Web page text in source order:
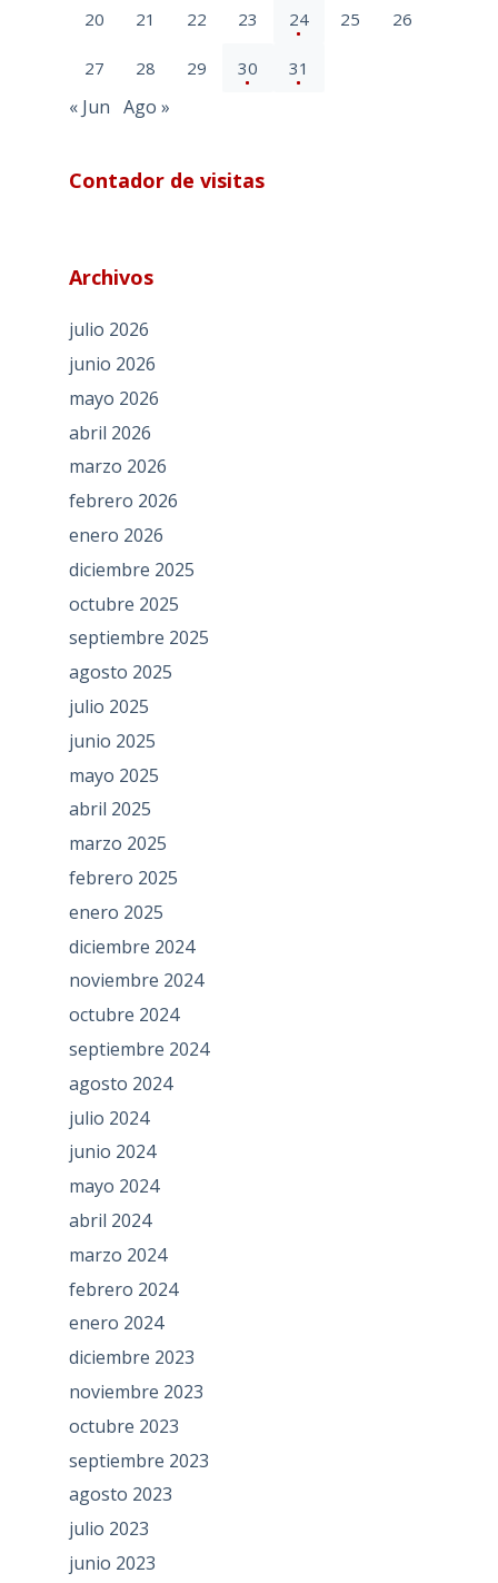
20 21 22 23 24 25 26
27 28 29 30 31
« Jun Ago »
Contador de visitas
Archivos
julio 2026
junio 2026
mayo 2026
abril 2026
marzo 2026
febrero 2026
enero 2026
diciembre 2025
octubre 2025
septiembre 2025
agosto 2025
julio 2025
junio 2025
mayo 2025
abril 2025
marzo 2025
febrero 2025
enero 2025
diciembre 2024
noviembre 2024
octubre 2024
septiembre 2024
agosto 2024
julio 2024
junio 2024
mayo 2024
abril 2024
marzo 2024
febrero 2024
enero 2024
diciembre 2023
noviembre 2023
octubre 2023
septiembre 2023
agosto 2023
julio 2023
junio 2023